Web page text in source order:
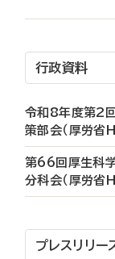
行政資料
令和8年度第2
策部会（厚労省
第66回厚生科学
分科会（厚労省
プレスリリー